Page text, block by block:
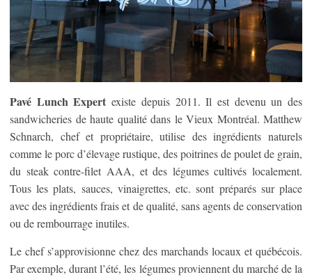
Pavé Lunch Expert existe depuis 2011. Il est devenu un des
sandwicheries de haute qualité dans le Vieux Montréal. Matthew
Schnarch, chef et propriétaire, utilise des ingrédients naturels
comme le porc d’élevage rustique, des poitrines de poulet de grain,
du steak contre-filet AAA, et des légumes cultivés localement.
Tous les plats, sauces, vinaigrettes, etc. sont préparés sur place
avec des ingrédients frais et de qualité, sans agents de conservation
ou de rembourrage inutiles.
Le chef s’approvisionne chez des marchands locaux et québécois.
Par exemple, durant l’été, les légumes proviennent du marché de la